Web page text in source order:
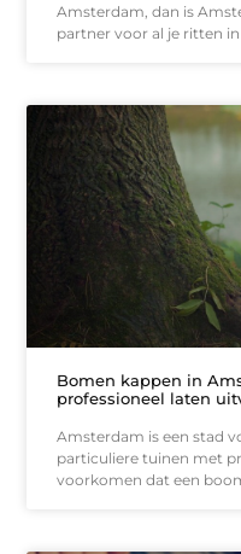
Amsterdam, dan is
partner voor al je ritten
Bomen kappen in
professioneel laten
Amsterdam is een stad
particuliere tuinen met
voorkomen dat een